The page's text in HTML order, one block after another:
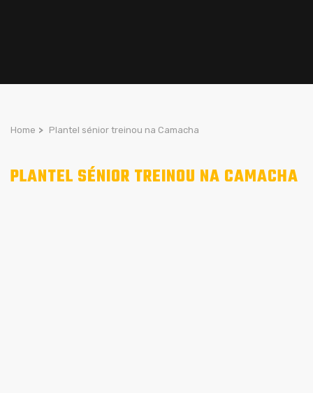
Home > Plantel sénior treinou na Camacha
PLANTEL SÉNIOR TREINOU NA CAMACHA